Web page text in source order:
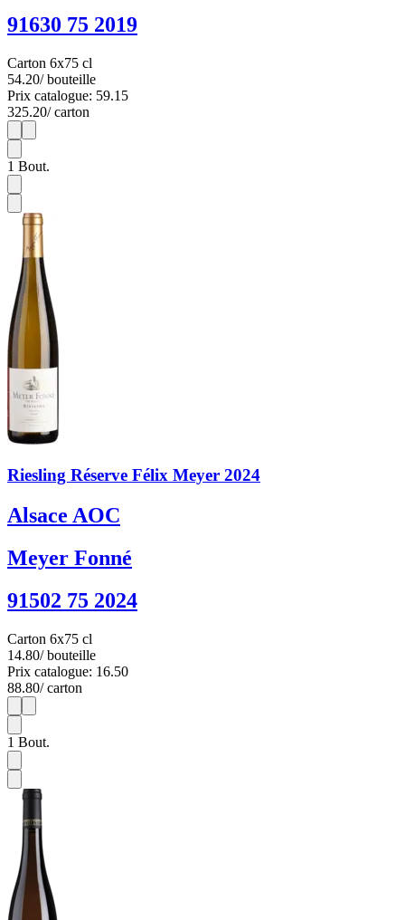
91630 75 2019
Carton 6x75 cl
54.20/ bouteille
Prix catalogue: 59.15
325.20/ carton
1
1 Bout.
Riesling Réserve Félix Meyer 2024
Alsace AOC
Meyer Fonné
91502 75 2024
Carton 6x75 cl
14.80/ bouteille
Prix catalogue: 16.50
88.80/ carton
1
1 Bout.